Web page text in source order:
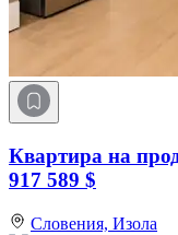
Квартира на
917 589 $
Словения, Изола